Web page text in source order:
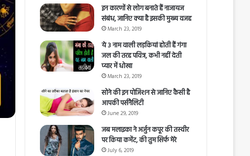
इन कारणों से लोग बनाते हैं नाजायज
संबंध, जानिए क्या है इसकी मुख्य वजह
March 23, 2019
ये 3 नाम वाली लड़कियां होती हैं गंगा
जल की तरह पवित्र, कभी नहीं देती
प्यार में धोखा
March 23, 2019
सोने की इन पोजिशन से जानिए कैसी है
आपकी पर्सनैलिटी
June 29, 2019
जब मलाइका ने अर्जुन कपूर की तस्वीर
पर किया कमेंट, की तुम सिर्फ मेरे
July 6, 2019